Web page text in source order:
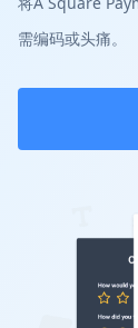
需编码或头痛。